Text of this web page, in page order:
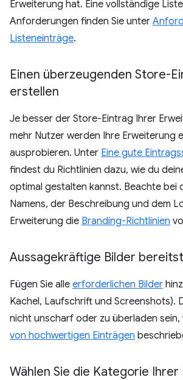
Erweiterung hat. Eine vollständige
Anforderungen finden Sie unter
Listeneinträge.
Einen überzeugenden Store-
erstellen
Je besser der Store-Eintrag Ihrer
mehr Nutzer werden Ihre Erweiterung
ausprobieren. Unter Eine gute
findest du Richtlinien dazu, wie du
optimal gestalten kannst. Beachte bei
Namens, der Beschreibung und dem
Erweiterung die Branding-Richtlinien
Aussagekräftige Bilder
Fügen Sie alle erforderlichen Bilder
Kachel, Laufschrift und Screenshots).
nicht unscharf oder zu überladen sein,
von hochwertigen Einträgen
Wählen Sie die Kategorie